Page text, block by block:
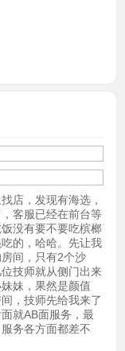
店，发现有海选，
客服已经在前台等
没有要不要吃槟榔
的，哈哈。先让我
间，只有2个沙
技师就从侧门出来
妹，果然是颜值
，技师先给我来了
就AB面服务，最
务各方面都差不